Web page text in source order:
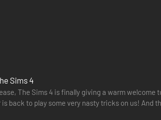
Sims 4
The Sims 4 is finally giving a warm
back to play some very nasty tricks on us! And